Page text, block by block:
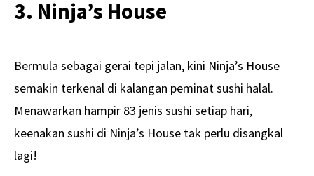
3. Ninja’s House
Bermula sebagai gerai tepi jalan, kini Ninja’s House
semakin terkenal di kalangan peminat sushi halal.
Menawarkan hampir 83 jenis sushi setiap hari,
keenakan sushi di Ninja’s House tak perlu disangkal
lagi!